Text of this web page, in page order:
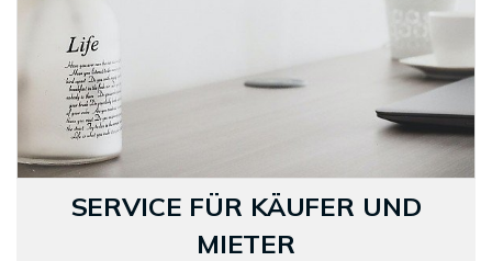
SERVICE FÜR KÄUFER UND
MIETER